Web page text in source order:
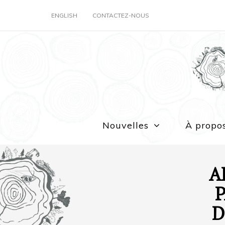
ENGLISH CONTACTEZ-NOUS
Nouvelles À